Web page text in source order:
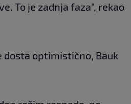
To je zadnja faza", rekao
dosta optimistično, Bauk